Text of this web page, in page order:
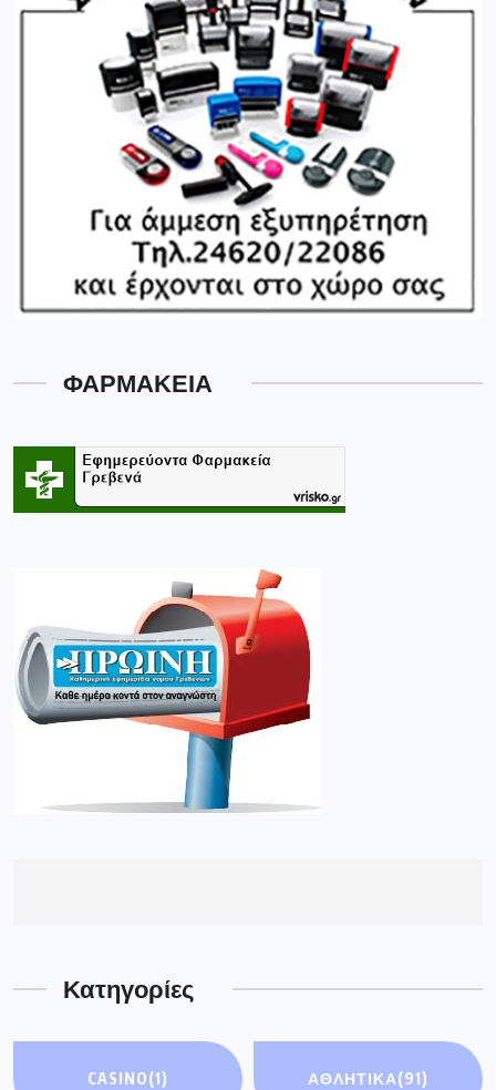
ΦΑΡΜΑΚΕΙΑ
Κατηγορίες
CASINO(1) ΑΘΛΗΤΙΚΆ(91)